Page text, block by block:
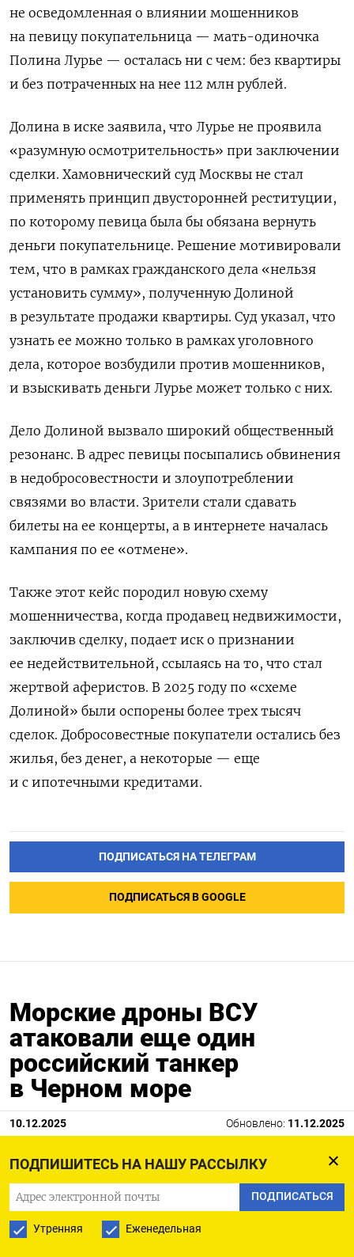
ПОДПИШИТЕСЬ НА НАШУ РАССЫЛКУ
ПОДПИСАТЬСЯ
Утренняя Еженедельная
не осведомленная о влиянии мошенников
на певицу покупательница — мать-одиночка
Полина Лурье — осталась ни с чем: без квартиры
и без потраченных на нее 112 млн рублей.
Долина в иске заявила, что Лурье не проявила
«разумную осмотрительность» при заключении
сделки. Хамовнический суд Москвы не стал
применять принцип двусторонней реституции,
по которому певица была бы обязана вернуть
деньги покупательнице. Решение мотивировали
тем, что в рамках гражданского дела «нельзя
установить сумму», полученную Долиной
в результате продажи квартиры. Суд указал, что
узнать ее можно только в рамках уголовного
дела, которое возбудили против мошенников,
и взыскивать деньги Лурье может только с них.
Дело Долиной вызвало широкий общественный
резонанс. В адрес певицы посыпались обвинения
в недобросовестности и злоупотреблении
связями во власти. Зрители стали сдавать
билеты на ее концерты, а в интернете началась
кампания по ее «отмене».
Также этот кейс породил новую схему
мошенничества, когда продавец недвижимости,
заключив сделку, подает иск о признании
ее недействительной, ссылаясь на то, что стал
жертвой аферистов. В 2025 году по «схеме
Долиной» были оспорены более трех тысяч
сделок. Добросовестные покупатели остались без
жилья, без денег, а некоторые — еще
и с ипотечными кредитами.
ПОДПИСАТЬСЯ НА ТЕЛЕГРАМ
ПОДПИСАТЬСЯ В GOOGLE
Морские дроны ВСУ
атаковали еще один
российский танкер
в Черном море
10.12.2025 Обновлено: 11.12.2025